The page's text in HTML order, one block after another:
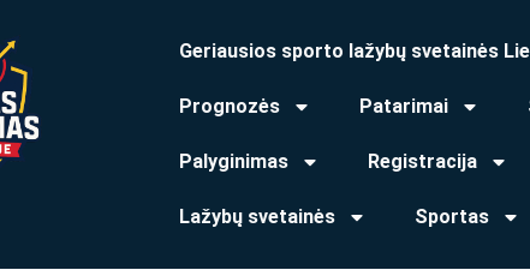
Geriausios sporto lažybų svetainės
Prognozės Patarimai
Palyginimas Registracija
Lažybų svetainės Sportas